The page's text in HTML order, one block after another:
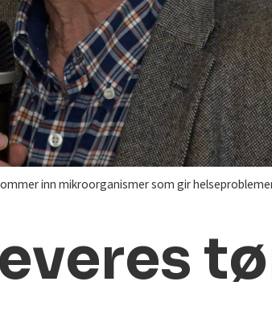
inn mikroorganismer som gir